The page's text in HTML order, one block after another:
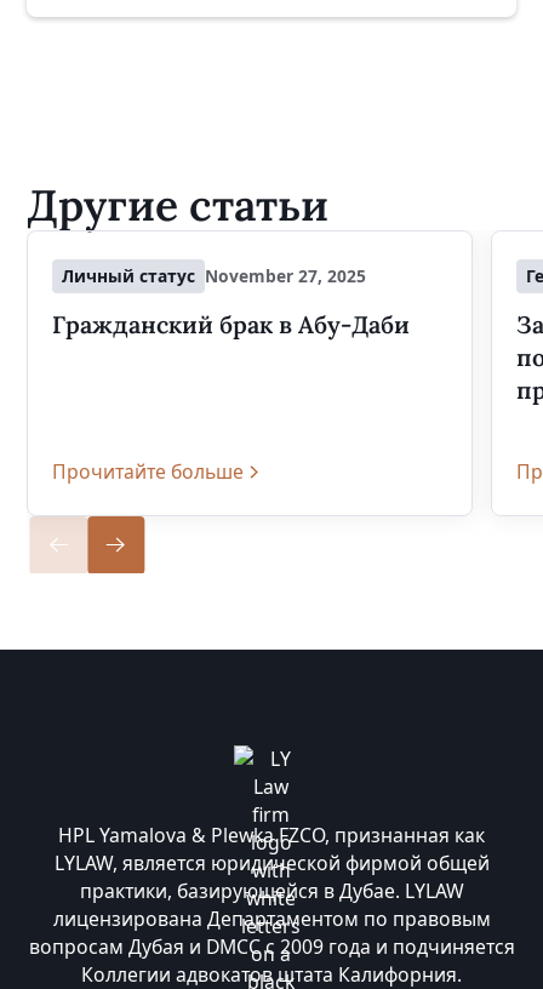
Другие статьи
Личный статус November 27, 2025
Гражданский брак в Абу-Даби
Прочитайте больше
HPL Yamalova & Plewka FZCO, признанная как
LYLAW, является юридической фирмой общей
практики, базирующейся в Дубае. LYLAW
лицензирована Департаментом по правовым
вопросам Дубая и DMCC с 2009 года и подчиняется
Коллегии адвокатов штата Калифорния.